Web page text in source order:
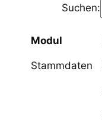
Suchen:
Modul
Stammdaten